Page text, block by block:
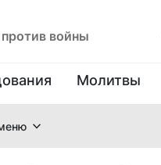
войны
Молитвы